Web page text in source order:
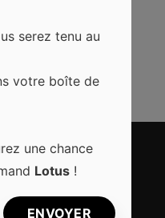
serez tenu au
votre boîte de
une chance
Lotus !